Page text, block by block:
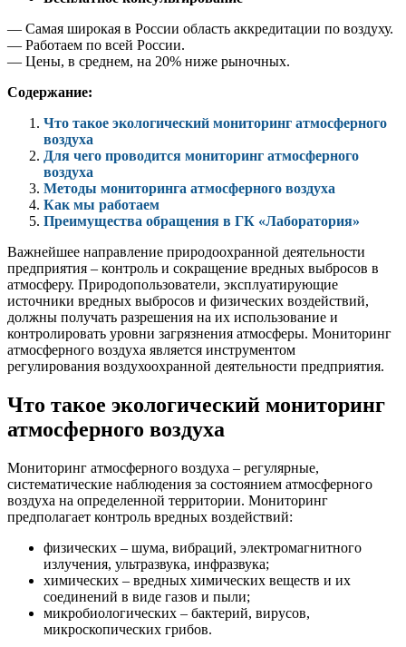
— Самая широкая в России область аккредитации по воздуху.
— Работаем по всей России.
— Цены, в среднем, на 20% ниже рыночных.
Содержание:
Что такое экологический мониторинг атмосферного
воздуха
Для чего проводится мониторинг атмосферного
воздуха
Методы мониторинга атмосферного воздуха
Как мы работаем
Преимущества обращения в ГК «Лаборатория»
Важнейшее направление природоохранной деятельности
предприятия – контроль и сокращение вредных выбросов в
атмосферу. Природопользователи, эксплуатирующие
источники вредных выбросов и физических воздействий,
должны получать разрешения на их использование и
контролировать уровни загрязнения атмосферы. Мониторинг
атмосферного воздуха является инструментом
регулирования воздухоохранной деятельности предприятия.
Что такое экологический мониторинг
атмосферного воздуха
Мониторинг атмосферного воздуха – регулярные,
систематические наблюдения за состоянием атмосферного
воздуха на определенной территории. Мониторинг
предполагает контроль вредных воздействий:
физических – шума, вибраций, электромагнитного
излучения, ультразвука, инфразвука;
химических – вредных химических веществ и их
соединений в виде газов и пыли;
микробиологических – бактерий, вирусов,
микроскопических грибов.